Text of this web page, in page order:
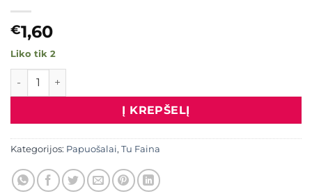
€1,60
Liko tik 2
produkto kiekis: Apyrankė "Kristaliukai", skaidri raudona
Į KREPŠELĮ
Kategorijos: Papuošalai, Tu Faina